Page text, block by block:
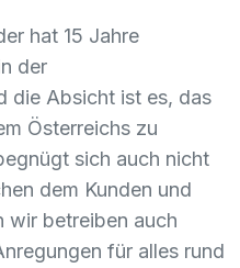
hat 15 Jahre
der
die Absicht ist es, das
Österreichs zu
sich auch nicht
dem Kunden und
wir betreiben auch
für alles rund